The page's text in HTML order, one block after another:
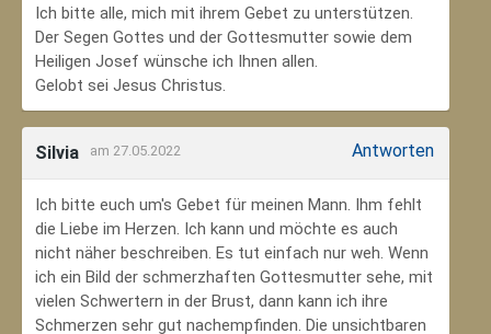
Ich bitte alle, mich mit ihrem Gebet zu unterstützen.
Der Segen Gottes und der Gottesmutter sowie dem
Heiligen Josef wünsche ich Ihnen allen.
Gelobt sei Jesus Christus.
Silvia am 27.05.2022 Antworten
Ich bitte euch um's Gebet für meinen Mann. Ihm fehlt
die Liebe im Herzen. Ich kann und möchte es auch
nicht näher beschreiben. Es tut einfach nur weh. Wenn
ich ein Bild der schmerzhaften Gottesmutter sehe, mit
vielen Schwertern in der Brust, dann kann ich ihre
Schmerzen sehr gut nachempfinden. Die unsichtbaren